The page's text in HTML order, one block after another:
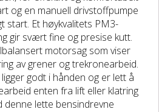
for MC
og en manuell drivstoffpumpe
start. Et høykvalitets PM3-
gir svært fine og presise kutt.
motorsag som viser
av grener og trekronearbeid.
godt i hånden og er lett å
enten fra lift eller klatring
denne lette bensindrevne